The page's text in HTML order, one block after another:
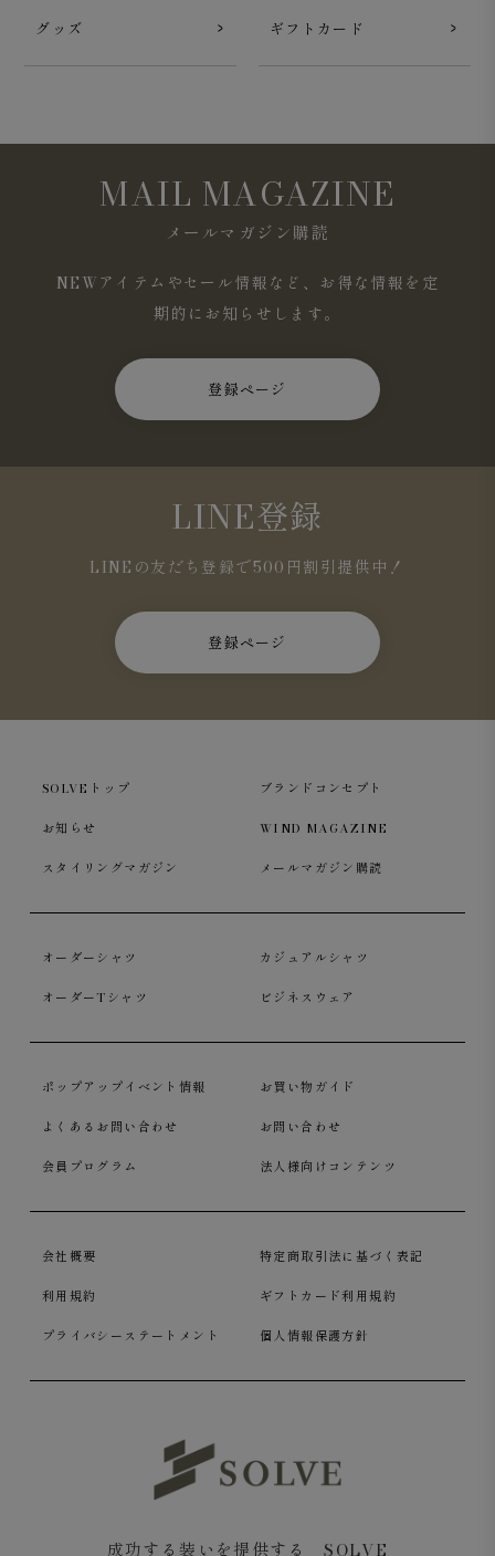
グッズ ギフトカード
MAIL MAGAZINE
メールマガジン購読
NEWアイテムやセール情報など、お得な情報を定
期的にお知らせします。
登録ページ
LINE登録
LINEの友だち登録で500円割引提供中！
登録ページ
SOLVEトップ ブランドコンセプト
お知らせ WIND MAGAZINE
スタイリングマガジン メールマガジン購読
オーダーシャツ カジュアルシャツ
オーダーTシャツ ビジネスウェア
ポップアップイベント情報 お買い物ガイド
よくあるお問い合わせ お問い合わせ
会員プログラム 法人様向けコンテンツ
会社概要 特定商取引法に基づく表記
利用規約 ギフトカード利用規約
プライバシーステートメント 個人情報保護方針
成功する装いを提供する SOLVE